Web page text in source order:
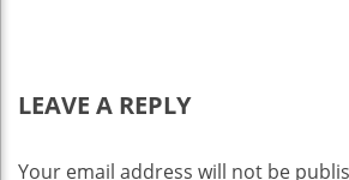
LEAVE A REPLY
Your email address will not be